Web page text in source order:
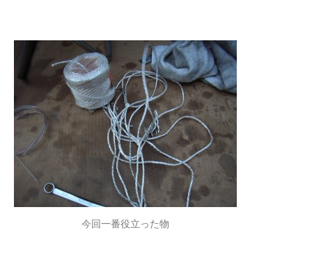
今回一番役立った物